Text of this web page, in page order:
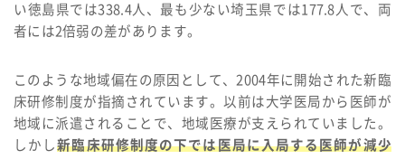
い徳島県では338.4人、最も少ない埼玉県では177.8人で、両
者には2倍弱の差があります。
このような地域偏在の原因として、2004年に開始された新臨
床研修制度が指摘されています。以前は大学医局から医師が
地域に派遣されることで、地域医療が支えられていました。
しかし新臨床研修制度の下では医局に入局する医師が減少